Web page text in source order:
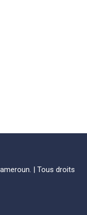
| Tous droits